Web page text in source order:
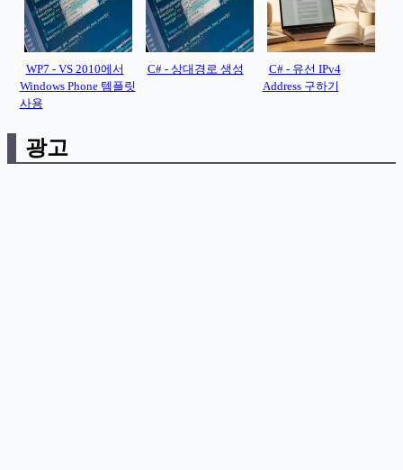
WP7 - VS 2010에서
Windows Phone 템플릿
사용
C# - 상대경로 생성
C# - 유선 IPv4
Address 구하기
광고